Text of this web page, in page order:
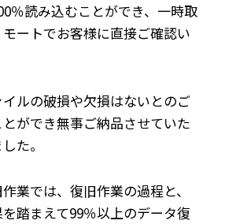
％読み込むことができ、一時取
ートでお客様に直接ご確認い
ルの破損や欠損はないとのご
ができ無事ご納品させていた
た。
業では、復旧作業の過程と、
踏まえて99％以上のデータ復